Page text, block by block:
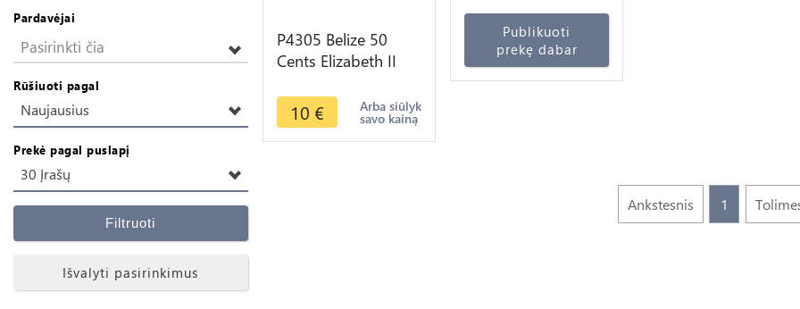
Pardavėjai
Pasirinkti čia
Rūšiuoti pagal
Naujausius
Prekė pagal puslapį
30 Įrašų
Filtruoti
Išvalyti pasirinkimus
P4305 Belize 50
Cents Elizabeth II
offer
10 € Arba siūlyk
savo kainą
Publikuoti
prekę dabar
Ankstesnis 1